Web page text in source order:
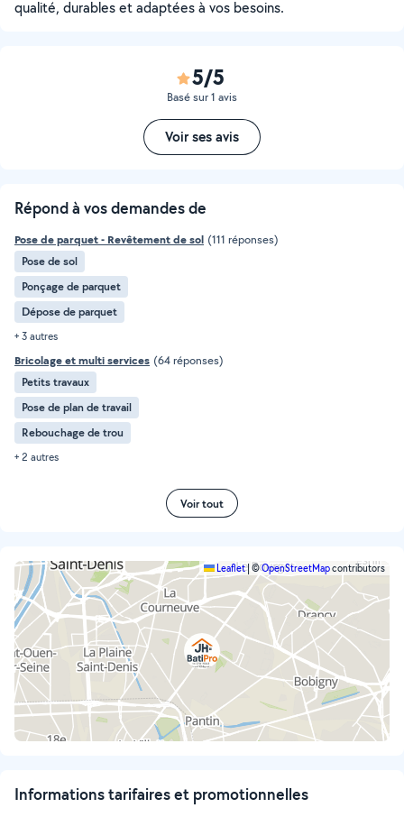
qualité, durables et adaptées à vos besoins.
5/5
Basé sur 1 avis
Voir ses avis
Répond à vos demandes de
Pose de parquet - Revêtement de sol (111 réponses)
Pose de sol
Ponçage de parquet
Dépose de parquet
+ 3 autres
Bricolage et multi services (64 réponses)
Petits travaux
Pose de plan de travail
Rebouchage de trou
+ 2 autres
Voir tout
Leaflet| ©OpenStreetMapcontributors
Informations tarifaires et promotionnelles